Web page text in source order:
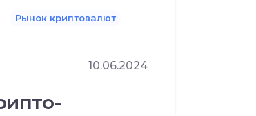
Рынок криптовалют
10.06.2024